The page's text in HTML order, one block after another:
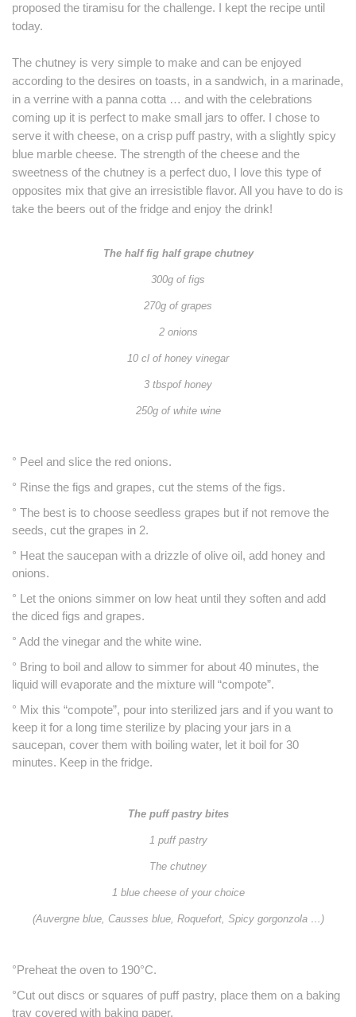
proposed the tiramisu for the challenge. I kept the recipe until
today.
The chutney is very simple to make and can be enjoyed
according to the desires on toasts, in a sandwich, in a marinade,
in a verrine with a panna cotta … and with the celebrations
coming up it is perfect to make small jars to offer. I chose to
serve it with cheese, on a crisp puff pastry, with a slightly spicy
blue marble cheese. The strength of the cheese and the
sweetness of the chutney is a perfect duo, I love this type of
opposites mix that give an irresistible flavor. All you have to do is
take the beers out of the fridge and enjoy the drink!
The half fig half grape chutney
300g of figs
270g of grapes
2 onions
10 cl of honey vinegar
3 tbspof honey
250g of white wine
° Peel and slice the red onions.
° Rinse the figs and grapes, cut the stems of the figs.
° The best is to choose seedless grapes but if not remove the
seeds, cut the grapes in 2.
° Heat the saucepan with a drizzle of olive oil, add honey and
onions.
° Let the onions simmer on low heat until they soften and add
the diced figs and grapes.
° Add the vinegar and the white wine.
° Bring to boil and allow to simmer for about 40 minutes, the
liquid will evaporate and the mixture will “compote”.
° Mix this “compote”, pour into sterilized jars and if you want to
keep it for a long time sterilize by placing your jars in a
saucepan, cover them with boiling water, let it boil for 30
minutes. Keep in the fridge.
The puff pastry bites
1 puff pastry
The chutney
1 blue cheese of your choice
(Auvergne blue, Causses blue, Roquefort, Spicy gorgonzola …)
°Preheat the oven to 190°C.
°Cut out discs or squares of puff pastry, place them on a baking
tray covered with baking paper.